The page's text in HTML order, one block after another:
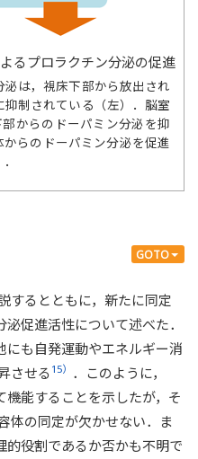
るプロラクチン分泌の促進
は，視床下部から放出され
制されている（左）．脳室
からのドーパミン分泌を抑
らのドーパミン分泌を促進
GOTO
するとともに，新たに同定
促進活性について述べた．
にも自発運動やエネルギー消
させる 15） ．このように，
能することを示したが，そ
体の同定が欠かせない．ま
的役割であるか否かも不明で